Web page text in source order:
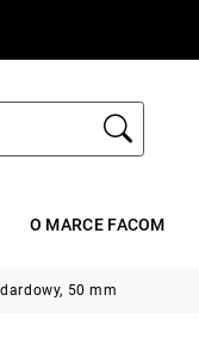
O MARCE FACOM
50 mm